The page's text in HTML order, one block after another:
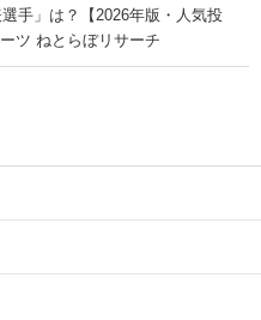
手」は？【2026年版・人気投
ツ ねとらぼリサーチ